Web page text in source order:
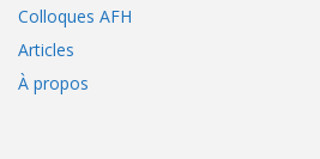
Colloques AFH
Articles
À propos